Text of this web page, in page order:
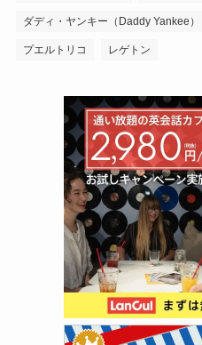
ダディ・ヤンキー（Daddy Yankee）
プエルトリコ レゲトン